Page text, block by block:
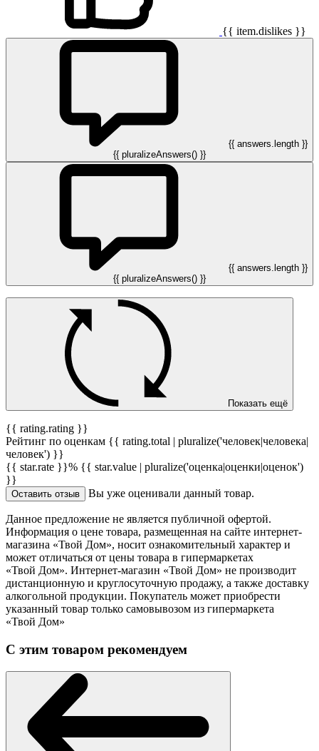
{{ item.dislikes }}
{{ answers.length }}
{{ pluralizeAnswers() }}
{{ answers.length }}
{{ pluralizeAnswers() }}
Показать ещё
{{ rating.rating }}
Рейтинг по оценкам {{ rating.total | pluralize('человек|человека|
человек') }}
{{ star.rate }}% {{ star.value | pluralize('оценка|оценки|оценок')
}}
Оставить отзыв Вы уже оценивали данный товар.
Данное предложение не является публичной офертой.
Информация о цене товара, размещенная на сайте интернет-
магазина «Твой Дом», носит ознакомительный характер и
может отличаться от цены товара в гипермаркетах
«Твой Дом». Интернет-магазин «Твой Дом» не производит
дистанционную и круглосуточную продажу, а также доставку
алкогольной продукции. Покупатель может приобрести
указанный товар только самовывозом из гипермаркета
«Твой Дом»
С этим товаром рекомендуем